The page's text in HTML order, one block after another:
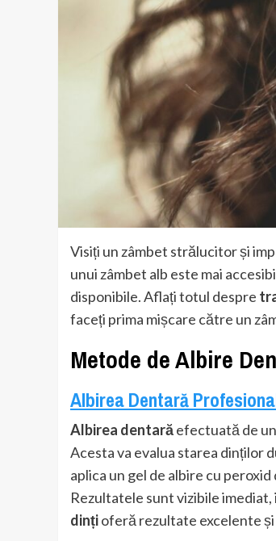
Visiți un zâmbet strălucitor și
unui zâmbet alb este mai
disponibile. Aflați totul despre
faceți prima mișcare către un
Metode de Albire
Albirea Dentară
Albirea dentarăefectuată de
Acesta va evalua starea dinților
aplica un gel de albire cu
Rezultatele sunt vizibile
dințioferă rezultate excelente